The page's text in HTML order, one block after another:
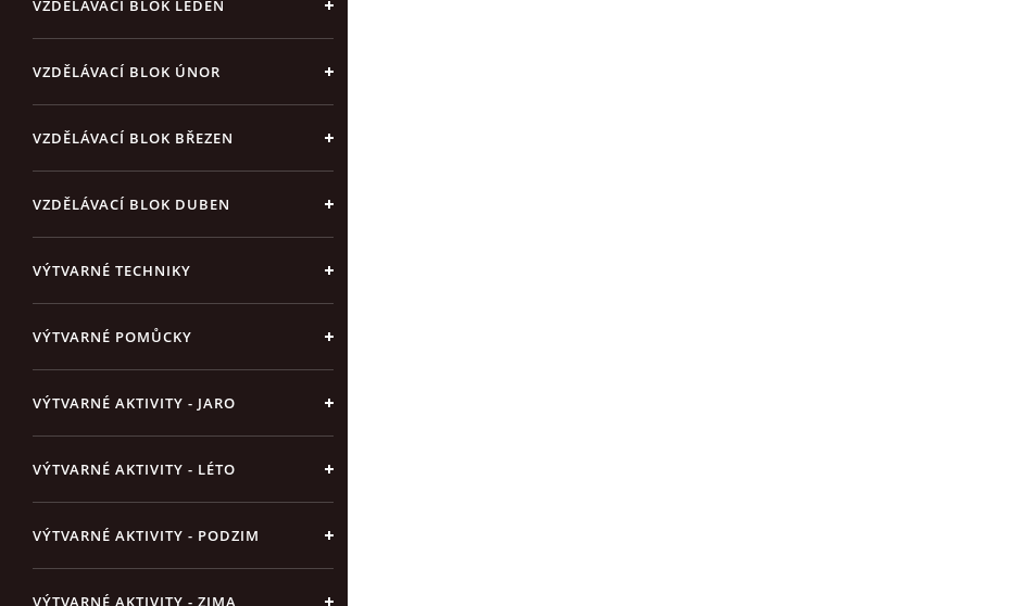
VZDĚLÁVACÍ BLOK LEDEN
VZDĚLÁVACÍ BLOK ÚNOR
VZDĚLÁVACÍ BLOK BŘEZEN
VZDĚLÁVACÍ BLOK DUBEN
VÝTVARNÉ TECHNIKY
VÝTVARNÉ POMŮCKY
VÝTVARNÉ AKTIVITY - JARO
VÝTVARNÉ AKTIVITY - LÉTO
VÝTVARNÉ AKTIVITY - PODZIM
VÝTVARNÉ AKTIVITY - ZIMA